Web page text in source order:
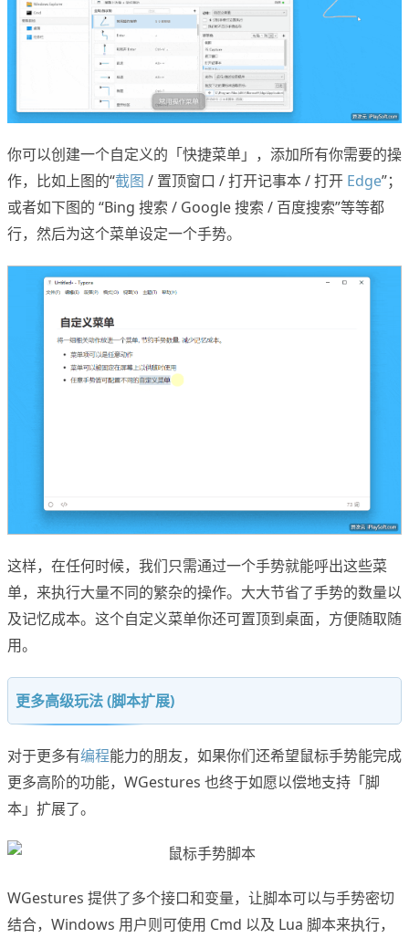
你可以创建一个自定义的「快捷菜单」，添加所有你需要的操
作，比如上图的“截图 / 置顶窗口 / 打开记事本 / 打开 Edge”；
或者如下图的 “Bing 搜索 / Google 搜索 / 百度搜索”等等都
行，然后为这个菜单设定一个手势。
这样，在任何时候，我们只需通过一个手势就能呼出这些菜
单，来执行大量不同的繁杂的操作。大大节省了手势的数量以
及记忆成本。这个自定义菜单你还可置顶到桌面，方便随取随
用。
更多高级玩法 (脚本扩展)
对于更多有编程能力的朋友，如果你们还希望鼠标手势能完成
更多高阶的功能，WGestures 也终于如愿以偿地支持「脚
本」扩展了。
WGestures 提供了多个接口和变量，让脚本可以与手势密切
结合，Windows 用户则可使用 Cmd 以及 Lua 脚本来执行，